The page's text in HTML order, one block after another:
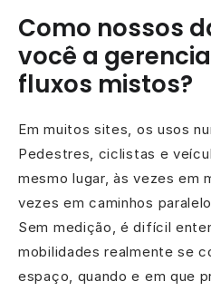
Como nossos
você a
fluxos mistos?
Em muitos sites, os usos
Pedestres, ciclistas e
mesmo lugar, às vezes em
vezes em caminhos
Sem medição, é difícil
mobilidades realmente se
espaço, quando e em que